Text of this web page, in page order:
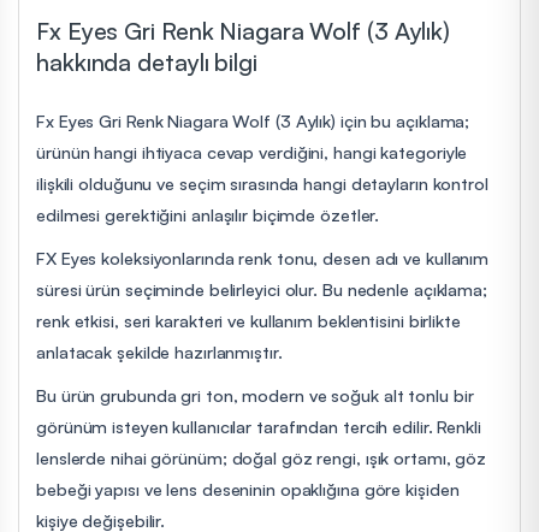
Fx Eyes Gri Renk Niagara Wolf (3 Aylık)
hakkında detaylı bilgi
Fx Eyes Gri Renk Niagara Wolf (3 Aylık) için bu açıklama;
ürünün hangi ihtiyaca cevap verdiğini, hangi kategoriyle
ilişkili olduğunu ve seçim sırasında hangi detayların kontrol
edilmesi gerektiğini anlaşılır biçimde özetler.
FX Eyes koleksiyonlarında renk tonu, desen adı ve kullanım
süresi ürün seçiminde belirleyici olur. Bu nedenle açıklama;
renk etkisi, seri karakteri ve kullanım beklentisini birlikte
anlatacak şekilde hazırlanmıştır.
Bu ürün grubunda gri ton, modern ve soğuk alt tonlu bir
görünüm isteyen kullanıcılar tarafından tercih edilir. Renkli
lenslerde nihai görünüm; doğal göz rengi, ışık ortamı, göz
bebeği yapısı ve lens deseninin opaklığına göre kişiden
kişiye değişebilir.